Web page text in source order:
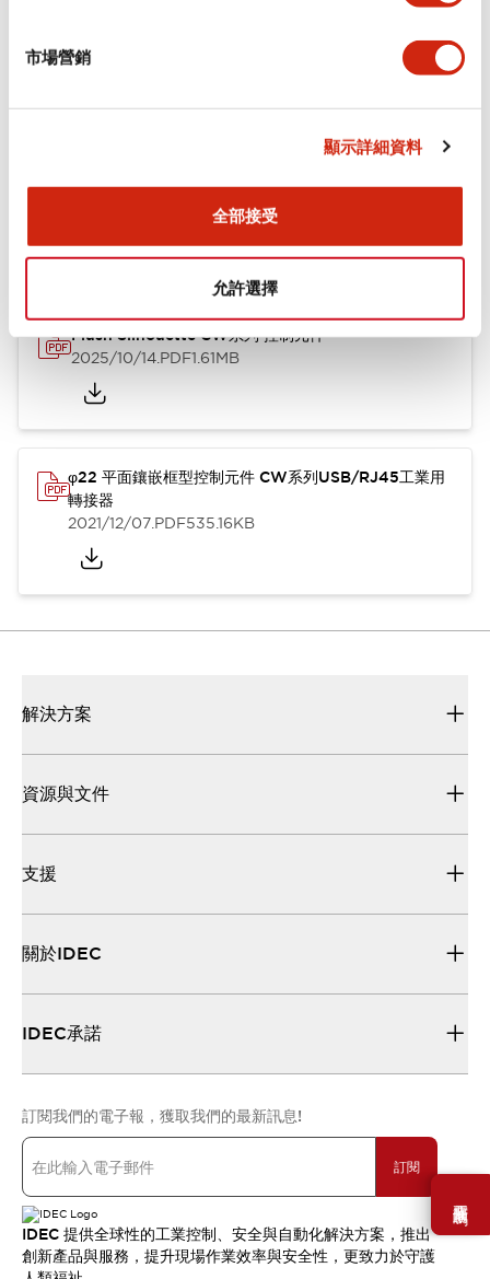
市場營銷
顯示詳細資料
全部接受
允許選擇
需要幫助嗎？
型錄和宣傳手冊 認證與標準
Flush Silhouette CW系列 控制元件
2025/10/14.PDF1.61MB
φ22 平面鑲嵌框型控制元件 CW系列USB/RJ45工業用
轉接器
2021/12/07.PDF535.16KB
解決方案
資源與文件
支援
關於IDEC
IDEC承諾
訂閱我們的電子報，獲取我們的最新訊息!
訂閱
IDEC 提供全球性的工業控制、安全與自動化解決方案，推出
創新產品與服務，提升現場作業效率與安全性，更致力於守護